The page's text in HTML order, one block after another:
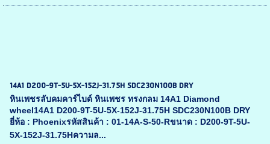
14A1 D200-9T-5U-5X-152J-31.75H SDC230N100B DRY
หินเพชรลับคมคาร์ไบด์ หินเพชร ทรงกลม 14A1 Diamond
wheel14A1 D200-9T-5U-5X-152J-31.75H SDC230N100B DRY
ยี่ห้อ : Phoenixรหัสสินค้า : 01-14A-S-50-Rขนาด : D200-9T-5U-
5X-152J-31.75Hความล...